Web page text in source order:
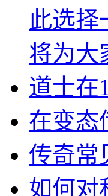
此选择
将为大
道士在
在变态
传奇常
如何对